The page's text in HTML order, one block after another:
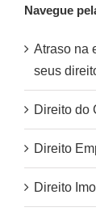
Navegue
Atraso na
seus
Direito do
Direito
Direito